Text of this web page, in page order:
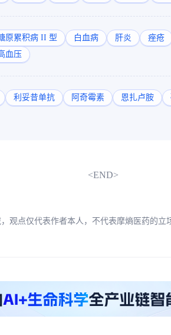
原累积病 II 型 白血病 肝炎 痤疮
血压
利妥昔单抗 阿奇霉素 恩扎卢胺
<END>
观点仅代表作者本人，不代表摩熵医药的立